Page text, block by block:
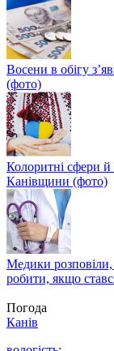
Восени в обігу
(фото)
Колоритні сфери й
Канівщини (фото)
Медики розповіли,
робити, якщо
Погода
Канів